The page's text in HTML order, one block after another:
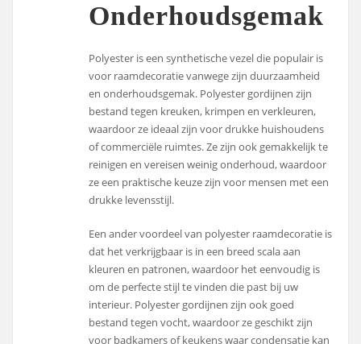
Onderhoudsgemak
Polyester is een synthetische vezel die populair is
voor raamdecoratie vanwege zijn duurzaamheid
en onderhoudsgemak. Polyester gordijnen zijn
bestand tegen kreuken, krimpen en verkleuren,
waardoor ze ideaal zijn voor drukke huishoudens
of commerciële ruimtes. Ze zijn ook gemakkelijk te
reinigen en vereisen weinig onderhoud, waardoor
ze een praktische keuze zijn voor mensen met een
drukke levensstijl.
Een ander voordeel van polyester raamdecoratie is
dat het verkrijgbaar is in een breed scala aan
kleuren en patronen, waardoor het eenvoudig is
om de perfecte stijl te vinden die past bij uw
interieur. Polyester gordijnen zijn ook goed
bestand tegen vocht, waardoor ze geschikt zijn
voor badkamers of keukens waar condensatie kan